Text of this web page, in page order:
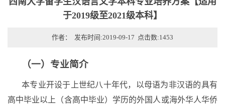
于2019级至2021级本科】
作者： 发布时间:2019-09-17 点击数:1453
（一）专业简介
本专业开设于上世纪八十年代，以母语为非汉语的具有
高中毕业以上（含高中毕业）学历的外国人或海外华人华侨